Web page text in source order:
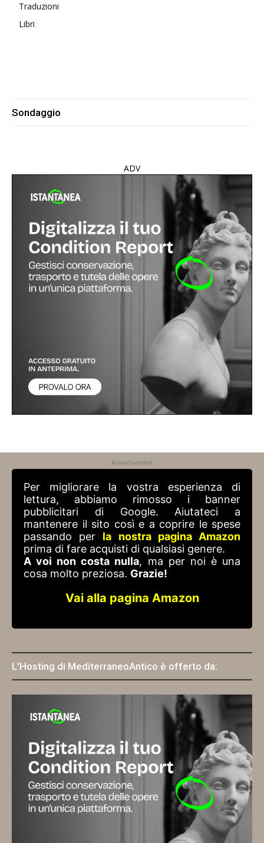
Traduzioni
Libri
Sondaggio
ADV
Advertisement
Per migliorare la vostra esperienza di
lettura, abbiamo rimosso i banner
pubblicitari di Google. Aiutateci a
mantenere il sito così e a coprire le spese
passando per la nostra pagina Amazon
prima di fare acquisti di qualsiasi genere.
A voi non costa nulla, ma per noi è una
cosa molto preziosa. Grazie!
Vai alla pagina Amazon
L'Hosting di MediterraneoAntico è offerto da: